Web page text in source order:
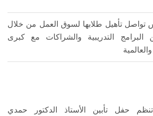
تأهيل طلابها لسوق العمل من خلال
التدريبية والشراكات مع كبرى
حفل تأبين الأستاذ الدكتور حمدي